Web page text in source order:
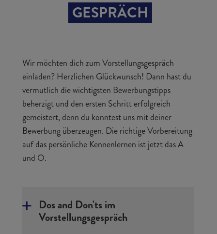
GESPRÄCH
Wir möchten dich zum Vorstellungsgespräch
einladen? Herzlichen Glückwunsch! Dann hast du
vermutlich die wichtigsten Bewerbungstipps
beherzigt und den ersten Schritt erfolgreich
gemeistert, denn du konntest uns mit deiner
Bewerbung überzeugen. Die richtige Vorbereitung
auf das persönliche Kennenlernen ist jetzt das A
und O.
Dos and Don'ts im
Vorstellungsgespräch